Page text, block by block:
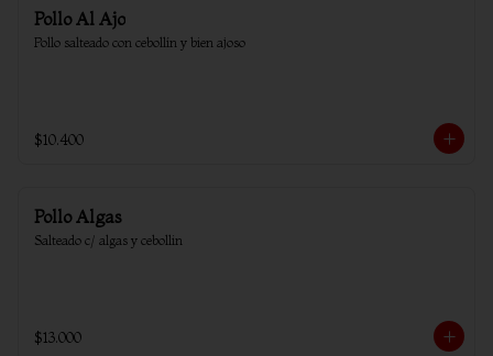
Pollo Al Ajo
Pollo salteado con cebollín y bien ajoso
$10.400
Pollo Algas
Salteado c/ algas y cebollin
$13.000